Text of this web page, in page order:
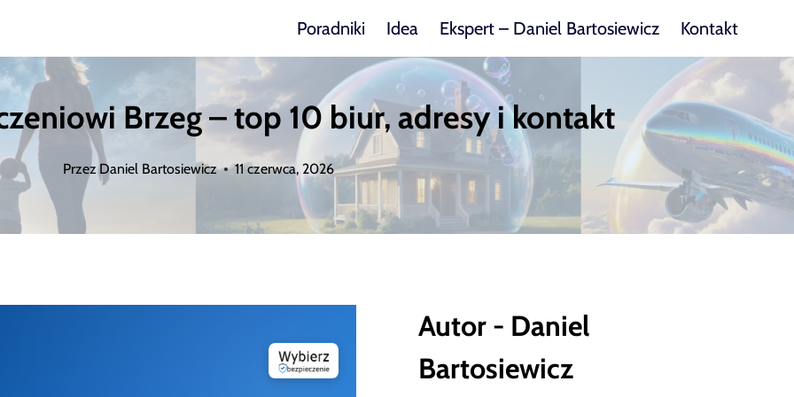
Poradniki Idea Ekspert – Daniel Bartosiewicz Kontakt
Brzeg – top 10 biur, adresy i kontakt
Przez Daniel Bartosiewicz 11 czerwca, 2026
Autor - Daniel
Bartosiewicz